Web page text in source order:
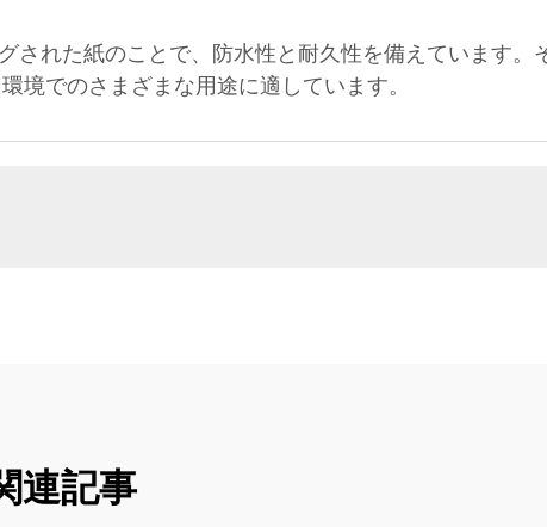
れた紙のことで、防水性と耐久性を備えています。
境でのさまざまな用途に適しています。
連記事